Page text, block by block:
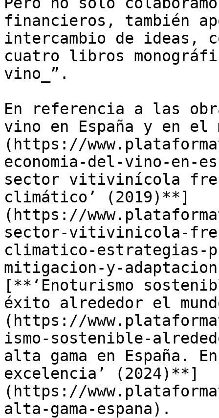
financieros, también
intercambio de ideas,
cuatro libros
vino_”.
En referencia a las
vino en España y en el
(https://
economia-del-vino-en-
sector vitivinícola
climático’ (2019)**]
(https://
sector-vitivinicola-
climatico-estrategias-
mitigacion-y-
[**‘Enoturismo
éxito alrededor el
(https://
ismo-sostenible-
alta gama en España.
excelencia’ (2024)**]
(https://
alta-gama-espana).